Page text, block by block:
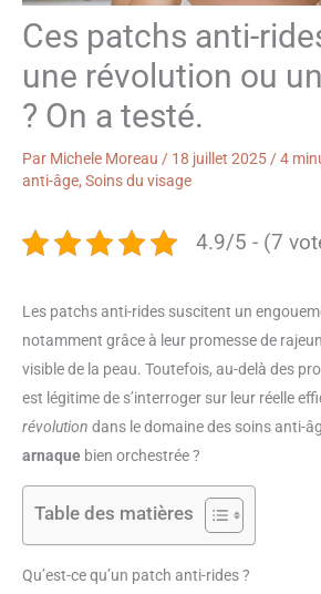
Ces patchs anti-
une révolution ou
? On a testé.
Par Michele Moreau / 18 juillet 2025/4
anti-âge, Soins du visage
4.9/5 - (7
Les patchs anti-rides suscitent un
notamment grâce à leur promesse de
visible de la peau. Toutefois, au-delà des
est légitime de s’interroger sur leur réelle
révolution dans le domaine des soins anti-
arnaque bien orchestrée ?
Table des matières
Qu’est-ce qu’un patch anti-rides ?